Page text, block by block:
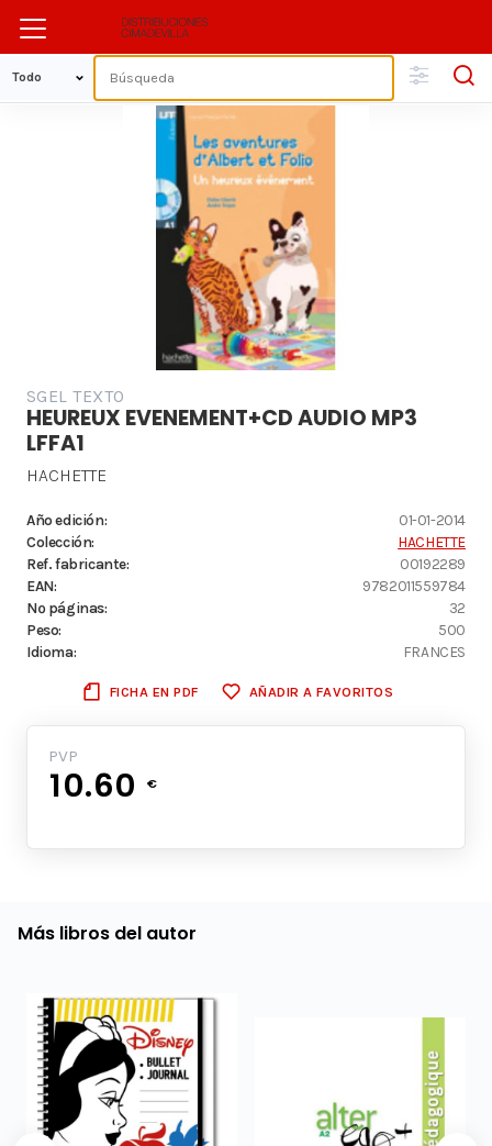
SGEL TEXTO
HEUREUX EVENEMENT+CD AUDIO MP3
LFFA1
HACHETTE
Año edición:
01-01-2014
Colección:
HACHETTE
Ref. fabricante:
00192289
EAN:
9782011559784
Nº páginas:
32
Peso:
500
Idioma:
FRANCES
FICHA EN PDF AÑADIR A FAVORITOS
PVP
10.60 €
Más libros del autor